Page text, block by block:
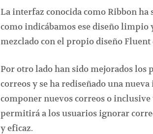
La interfaz conocida como Ribbon ha
como indicábamos ese diseño limpio
mezclado con el propio diseño
Por otro lado han sido mejorados los
correos y se ha rediseñado una
componer nuevos correos o inclusive
permitirá a los usuarios ignorar
y eficaz.